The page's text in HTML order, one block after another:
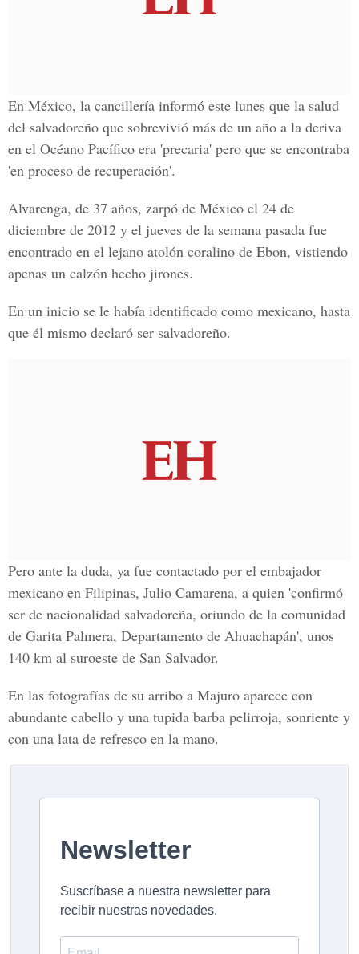
En México, la cancillería informó este lunes que la salud
del salvadoreño que sobrevivió más de un año a la deriva
en el Océano Pacífico era 'precaria' pero que se encontraba
'en proceso de recuperación'.
Alvarenga, de 37 años, zarpó de México el 24 de
diciembre de 2012 y el jueves de la semana pasada fue
encontrado en el lejano atolón coralino de Ebon, vistiendo
apenas un calzón hecho jirones.
En un inicio se le había identificado como mexicano, hasta
que él mismo declaró ser salvadoreño.
Pero ante la duda, ya fue contactado por el embajador
mexicano en Filipinas, Julio Camarena, a quien 'confirmó
ser de nacionalidad salvadoreña, oriundo de la comunidad
de Garita Palmera, Departamento de Ahuachapán', unos
140 km al suroeste de San Salvador.
En las fotografías de su arribo a Majuro aparece con
abundante cabello y una tupida barba pelirroja, sonriente y
con una lata de refresco en la mano.